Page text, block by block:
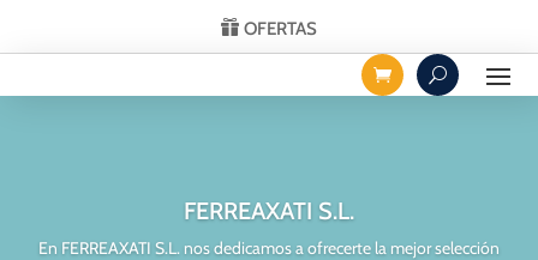
OFERTAS
FERREAXATI S.L.
En FERREAXATI S.L. nos dedicamos a ofrecerte la mejor selección